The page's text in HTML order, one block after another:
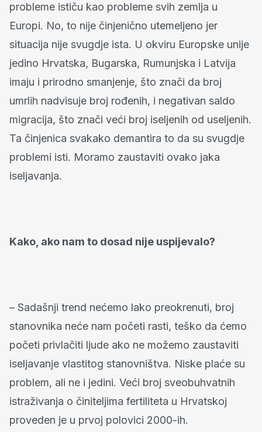
probleme ističu kao probleme svih zemlja u
Europi. No, to nije činjenično utemeljeno jer
situacija nije svugdje ista. U okviru Europske unije
jedino Hrvatska, Bugarska, Rumunjska i Latvija
imaju i prirodno smanjenje, što znači da broj
umrlih nadvisuje broj rođenih, i negativan saldo
migracija, što znači veći broj iseljenih od useljenih.
Ta činjenica svakako demantira to da su svugdje
problemi isti. Moramo zaustaviti ovako jaka
iseljavanja.
Kako, ako nam to dosad nije uspijevalo?
– Sadašnji trend nećemo lako preokrenuti, broj
stanovnika neće nam početi rasti, teško da ćemo
početi privlačiti ljude ako ne možemo zaustaviti
iseljavanje vlastitog stanovništva. Niske plaće su
problem, ali ne i jedini. Veći broj sveobuhvatnih
istraživanja o činiteljima fertiliteta u Hrvatskoj
proveden je u prvoj polovici 2000-ih.